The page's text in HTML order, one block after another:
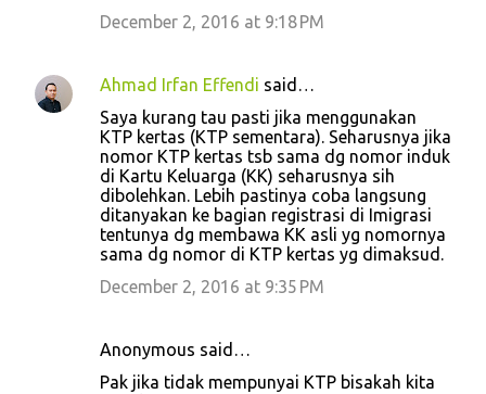
December 2, 2016 at 9:18 PM
Ahmad Irfan Effendi said…
Saya kurang tau pasti jika menggunakan
KTP kertas (KTP sementara). Seharusnya jika
nomor KTP kertas tsb sama dg nomor induk
di Kartu Keluarga (KK) seharusnya sih
dibolehkan. Lebih pastinya coba langsung
ditanyakan ke bagian registrasi di Imigrasi
tentunya dg membawa KK asli yg nomornya
sama dg nomor di KTP kertas yg dimaksud.
December 2, 2016 at 9:35 PM
Anonymous said…
Pak jika tidak mempunyai KTP bisakah kita